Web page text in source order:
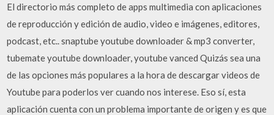
El directorio más completo de apps multimedia con aplicaciones
de reproducción y edición de audio, video e imágenes, editores,
podcast, etc.. snaptube youtube downloader & mp3 converter,
tubemate youtube downloader, youtube vanced Quizás sea una
de las opciones más populares a la hora de descargar videos de
Youtube para poderlos ver cuando nos interese. Eso sí, esta
aplicación cuenta con un problema importante de origen y es que